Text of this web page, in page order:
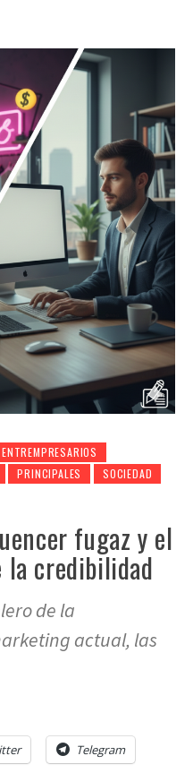
ENTREMPRESARIOS
PRINCIPALES
SOCIEDAD
fugaz y el
credibilidad
de la
actual, las
Telegram